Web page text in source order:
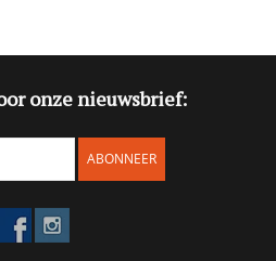
onze nieuwsbrief:
ABONNEER